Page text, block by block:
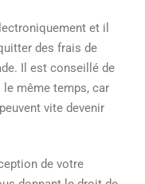
et il
des frais de
Il est conseillé de
le même temps, car
vite devenir
de votre